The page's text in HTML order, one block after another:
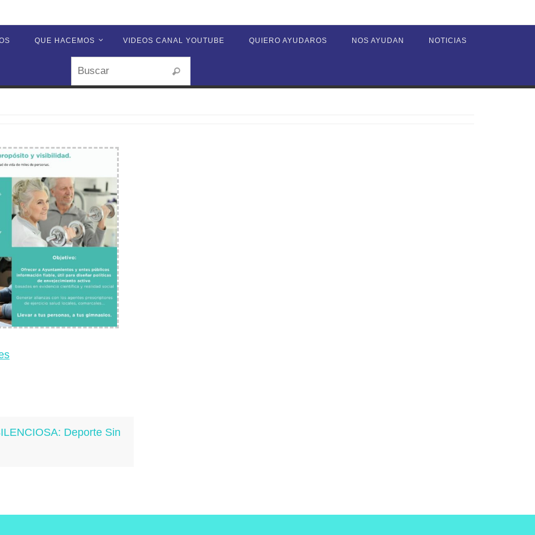
QUE HACEMOS VIDEOS CANAL YOUTUBE QUIERO AYUDAROS NOS AYUDAN NOTICIAS
Buscar
Deporte Sin